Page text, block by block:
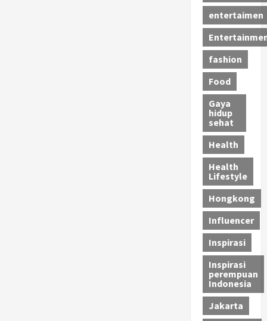
entertaimen
fashion
Food
Gaya
hidup
sehat
Health
Health
Lifestyle
Hongkong
Influencer
Inspirasi
Inspirasi
perempuan
Indonesia
Jakarta